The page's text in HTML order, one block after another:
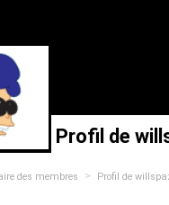
Profil de
des membres > Profil de